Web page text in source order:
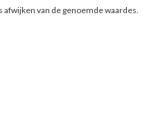
van de genoemde waardes.